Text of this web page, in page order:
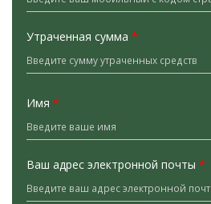
Утраченная сумма *
Имя *
Ваш адрес электронной почты *